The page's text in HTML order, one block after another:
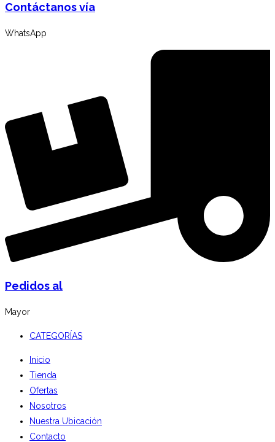
Contáctanos vía
WhatsApp
Pedidos al
Mayor
CATEGORÍAS
Inicio
Tienda
Ofertas
Nosotros
Nuestra Ubicación
Contacto